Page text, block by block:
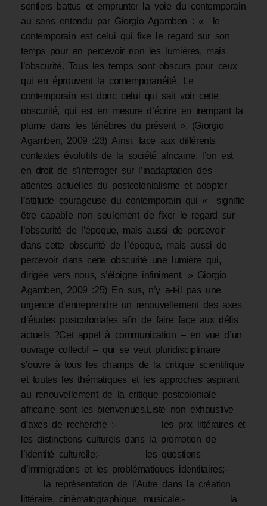
sentiers battus et emprunter la voie du contemporain
au sens entendu par Giorgio Agamben : « le
contemporain est celui qui fixe le regard sur son
temps pour en percevoir non les lumières, mais
l’obscurité. Tous les temps sont obscurs pour ceux
qui en éprouvent la contemporanéité. Le
contemporain est donc celui qui sait voir cette
obscurité, qui est en mesure d’écrire en trempant la
plume dans les ténèbres du présent ». (Giorgio
Agamben, 2009 :23) Ainsi, face aux différents
contextes évolutifs de la société africaine, l’on est
en droit de s’interroger sur l’inadaptation des
attentes actuelles du postcolonialisme et adopter
l’attitude courageuse du contemporain qui « signifie
être capable non seulement de fixer le regard sur
l’obscurité de l’époque, mais aussi de percevoir
dans cette obscurité de l’époque, mais aussi de
percevoir dans cette obscurité une lumière qui,
dirigée vers nous, s’éloigne infiniment. » Giorgio
Agamben, 2009 :25) En sus, n’y a-t-il pas une
urgence d’entreprendre un renouvellement des axes
d’études postcoloniales afin de faire face aux défis
actuels ?Cet appel à communication – en vue d’un
ouvrage collectif – qui se veut pluridisciplinaire
s’ouvre à tous les champs de la critique scientifique
et toutes les thématiques et les approches aspirant
au renouvellement de la critique postcoloniale
africaine sont les bienvenues.Liste non exhaustive
d’axes de recherche :- les prix littéraires et
les distinctions culturels dans la promotion de
l’identité culturelle;- les questions
d’immigrations et les problématiques identitaires;-
la représentation de l’Autre dans la création
littéraire, cinématographique, musicale;- la